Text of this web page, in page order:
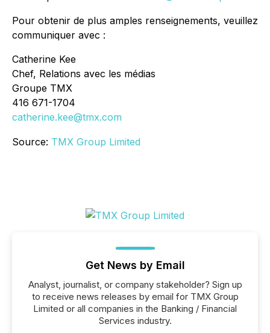
Pour obtenir de plus amples renseignements, veuillez
communiquer avec :
Catherine Kee
Chef, Relations avec les médias
Groupe TMX
416 671-1704
catherine.kee@tmx.com
Source: TMX Group Limited
Get News by Email
Analyst, journalist, or company stakeholder? Sign up
to receive news releases by email for TMX Group
Limited or all companies in the Banking / Financial
Services industry.